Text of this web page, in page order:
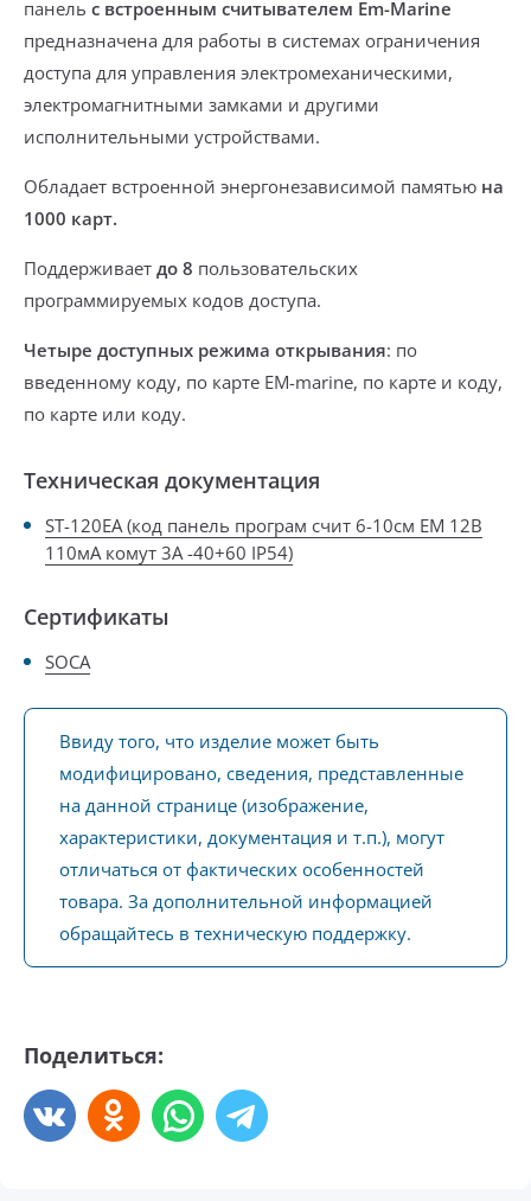
панель с встроенным считывателем Em-Marine
предназначена для работы в системах ограничения
доступа для управления электромеханическими,
электромагнитными замками и другими
исполнительными устройствами.
Обладает встроенной энергонезависимой памятью на
1000 карт.
Поддерживает до 8 пользовательских
программируемых кодов доступа.
Четыре доступных режима открывания: по
введенному коду, по карте EM-marine, по карте и коду,
по карте или коду.
Техническая документация
ST-120EA (код панель програм счит 6-10см ЕМ 12В
110мА комут 3А -40+60 IP54)
Сертификаты
SOCA
Ввиду того, что изделие может быть
модифицировано, сведения, представленные
на данной странице (изображение,
характеристики, документация и т.п.), могут
отличаться от фактических особенностей
товара. За дополнительной информацией
обращайтесь в техническую поддержку.
Поделиться: